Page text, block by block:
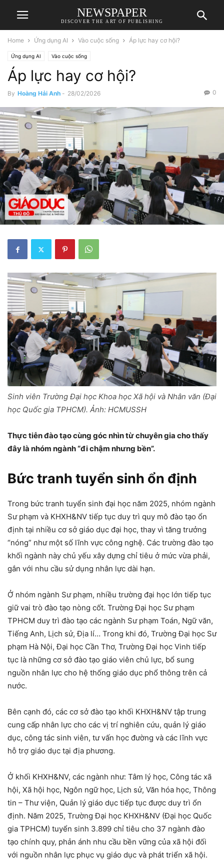
NEWSPAPER
DISCOVER THE ART OF PUBLISHING
Home Ứng dụng AI Vào cuộc sống Áp lực hay cơ hội?
Ứng dụng AI Vào cuộc sống
Áp lực hay cơ hội?
By Hoàng Hải Anh - 28/02/2026 0
Sinh viên Trường Đại học Khoa học Xã hội và Nhân văn (Đại
học Quốc gia TPHCM). Ảnh: HCMUSSH
Thực tiễn đào tạo cùng góc nhìn từ chuyên gia cho thấy
đây là nhóm ngành “đi chậm nhưng bền”.
Bức tranh tuyển sinh ổn định
Trong bức tranh tuyển sinh đại học năm 2025, nhóm ngành
Sư phạm và KHXH&NV tiếp tục duy trì quy mô đào tạo ổn
định tại nhiều cơ sở giáo dục đại học, thay vì tăng trưởng
“nóng” như một số lĩnh vực công nghệ. Các trường đào tạo
khối ngành này chủ yếu xây dựng chỉ tiêu ở mức vừa phải,
gắn với nhu cầu sử dụng nhân lực dài hạn.
Ở nhóm ngành Sư phạm, nhiều trường đại học lớn tiếp tục
giữ vai trò đào tạo nòng cốt. Trường Đại học Sư phạm
TPHCM duy trì đào tạo các ngành Sư phạm Toán, Ngữ văn,
Tiếng Anh, Lịch sử, Địa lí… Trong khi đó, Trường Đại học Sư
phạm Hà Nội, Đại học Cần Thơ, Trường Đại học Vinh tiếp
tục là những cơ sở đào tạo giáo viên chủ lực, bổ sung
nguồn nhân lực cho hệ thống giáo dục phổ thông trên cả
nước.
Bên cạnh đó, các cơ sở đào tạo khối KHXH&NV tập trung
cung cấp nhân lực cho các vị trí nghiên cứu, quản lý giáo
dục, công tác sinh viên, tư vấn học đường và các lĩnh vực
hỗ trợ giáo dục tại địa phương.
Ở khối KHXH&NV, các ngành như: Tâm lý học, Công tác xã
hội, Xã hội học, Ngôn ngữ học, Lịch sử, Văn hóa học, Thông
tin – Thư viện, Quản lý giáo dục tiếp tục được duy trì ổn
định. Năm 2025, Trường Đại học KHXH&NV (Đại học Quốc
gia TPHCM) tuyển sinh 3.899 chỉ tiêu cho 37 ngành đào
tạo chính quy, phản ánh nhu cầu bền vững của xã hội đối
với nguồn nhân lực phục vụ giáo dục và phát triển xã hội.